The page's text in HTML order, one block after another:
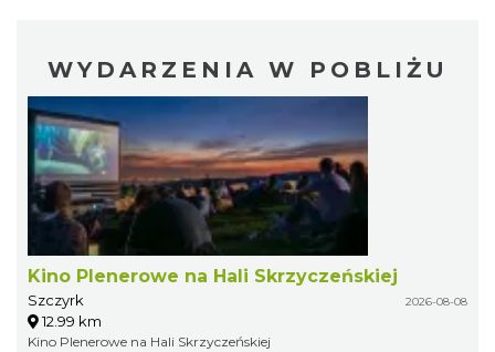
WYDARZENIA W POBLIŻU
Kino Plenerowe na Hali Skrzyczeńskiej
Szczyrk 2026-08-08
12.99 km
Kino Plenerowe na Hali Skrzyczeńskiej